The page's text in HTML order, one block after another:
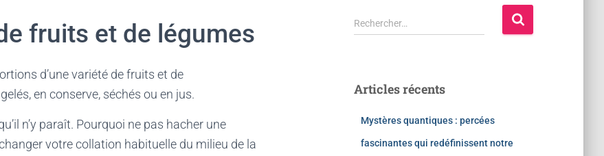
fruits et de légumes
d’une variété de fruits et de
en conserve, séchés ou en jus.
n’y paraît. Pourquoi ne pas hacher une
votre collation habituelle du milieu de la
Rechercher…
Articles récents
Mystères quantiques : percées
fascinantes qui redéfinissent notre